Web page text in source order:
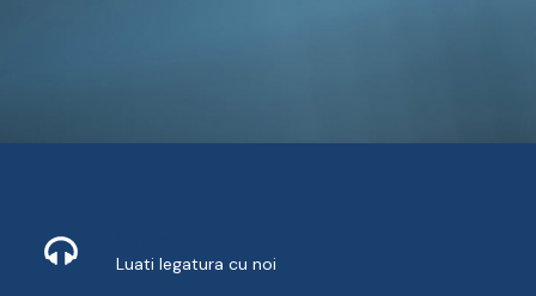
Luati legatura cu noi